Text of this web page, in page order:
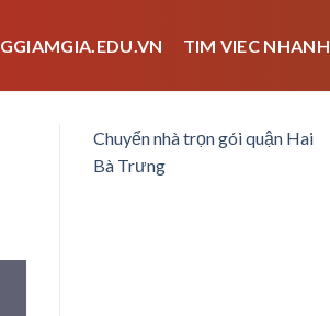
TIM VIEC NHANH
Chuyển nhà trọn gói quận Hai
Bà Trưng